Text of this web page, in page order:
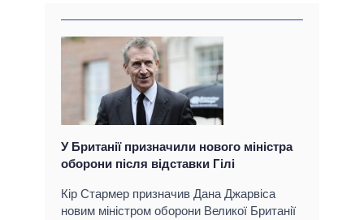
У Британії призначили нового міністра
оборони після відставки Гілі
Кір Стармер призначив Дана Джарвіса
новим міністром оборони Великої Британії